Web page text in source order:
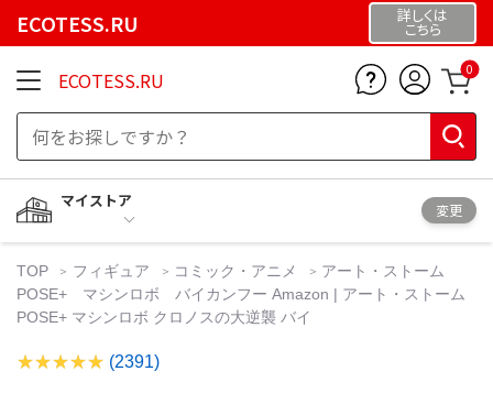
ECOTESS.RU 詳しくは
こちら
ECOTESS.RU 0
マイストア
変更
TOP フィギュア コミック・アニメ
アート・ストーム
POSE+ マシンロボ バイカンフー Amazon | アート・ストーム
POSE+ マシンロボ クロノスの大逆襲 バイ
(2391)